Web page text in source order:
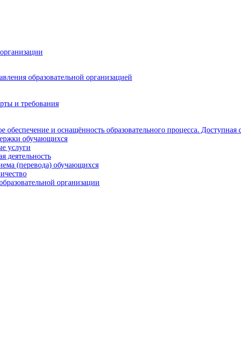
образовательной организацией
и требования
обеспечение и оснащённость образовательного процесса. Доступная
обучающихся
услуги
деятельность
(перевода) обучающихся
организации